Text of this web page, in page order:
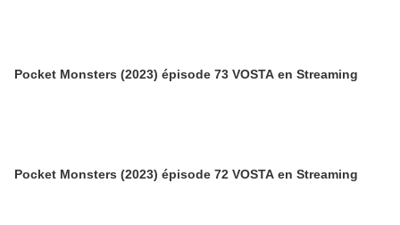
Pocket Monsters (2023) épisode 73 VOSTA en Streaming
Pocket Monsters (2023) épisode 72 VOSTA en Streaming